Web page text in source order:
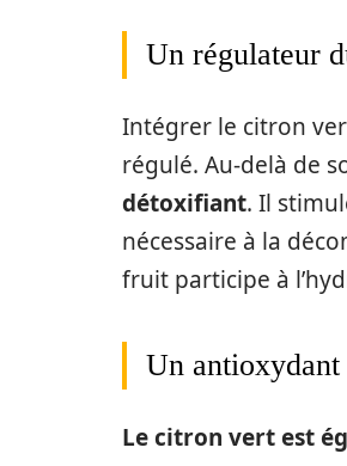
Un régulateur
Intégrer le citron
régulé. Au-delà de
détoxifiant. Il
nécessaire à la
fruit participe à
Un
Le citron vert est